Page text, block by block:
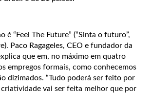
é “Feel The Future” (“Sinta o futuro”,
Paco Ragageles, CEO e fundador da
que em, no máximo em quatro
empregos formais, como conhecemos
dizimados. “Tudo poderá ser feito por
criatividade vai ser feita melhor que por